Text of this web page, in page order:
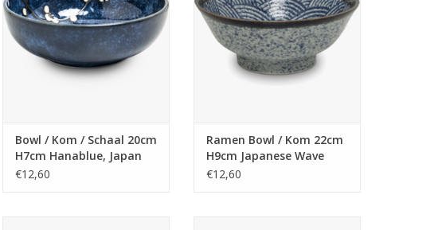
Bowl / Kom / Schaal 20cm
H7cm Hanablue, Japan
€12,60
Ramen Bowl / Kom 22cm
H9cm Japanese Wave
€12,60